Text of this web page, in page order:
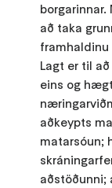
að taka
framhaldinu
Lagt er til
eins og
aðkeypts
matarsóun;
aðstöðunni;